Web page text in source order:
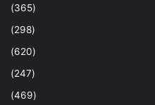
(365)
(298)
(620)
(247)
(469)